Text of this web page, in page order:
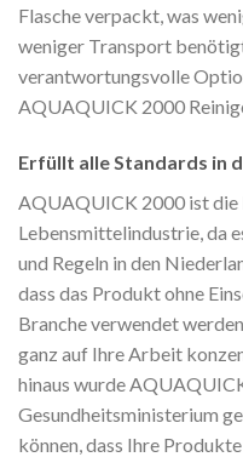
Flasche verpackt, was
weniger Transport
verantwortungsvolle
AQUAQUICK 2000
Erfüllt alle Standards in
AQUAQUICK 2000 ist die
Lebensmittelindustrie, da
und Regeln in den
dass das Produkt ohne
Branche verwendet
ganz auf Ihre Arbeit
hinaus wurde
Gesundheitsministerium
können, dass Ihre